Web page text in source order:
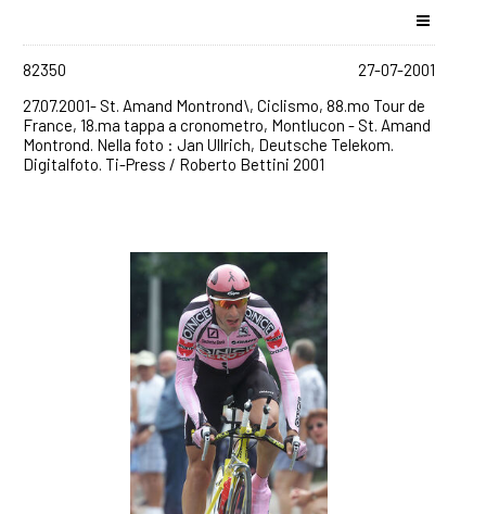
82350
27-07-2001
27.07.2001- St. Amand Montrond\, Ciclismo, 88.mo Tour de
France, 18.ma tappa a cronometro, Montlucon - St. Amand
Montrond. Nella foto : Jan Ullrich, Deutsche Telekom.
Digitalfoto. Ti-Press / Roberto Bettini 2001